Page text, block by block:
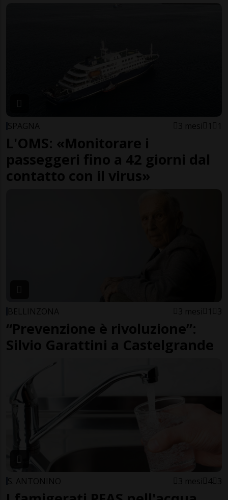
SPAGNA 3 mesi 1 1
L'OMS: «Monitorare i
passeggeri fino a 42 giorni dal
contatto con il virus»
BELLINZONA 3 mesi 1 3
“Prevenzione è rivoluzione”:
Silvio Garattini a Castelgrande
S. ANTONINO 3 mesi 4 3